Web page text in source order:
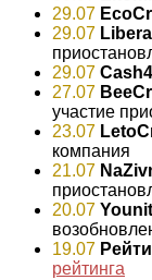
29.07
29.07
29.07
27.07
участие
23.07
компания
21.07
20.07
19.07
рейтинга